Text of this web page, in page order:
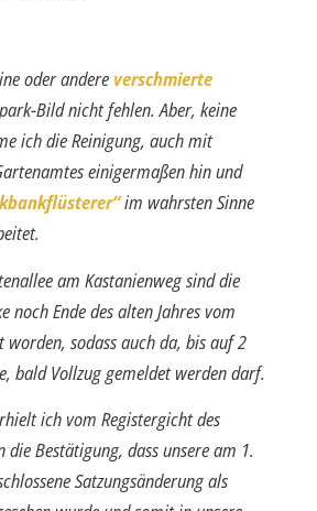
oder andere verschmierte
Bild nicht fehlen. Aber, keine
ich die Reinigung, auch mit
einigermaßen hin und
im wahrsten Sinne
am Kastanienweg sind die
noch Ende des alten Jahres vom
sodass auch da, bis auf2
bald Vollzug gemeldet werden darf.
ich vom Registergicht des
die Bestä­tigung, dass unsere am 1.
Satzungsänderung als